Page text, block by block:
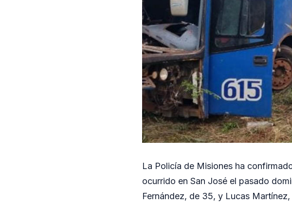
La Policía de Misiones ha
ocurrido en San José el pasado
Fernández, de 35, y Lucas